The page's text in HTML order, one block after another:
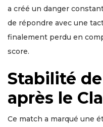
a créé un danger
de répondre avec une
finalement perdu en
score.
Stabilité
après le
Ce match a marqué une